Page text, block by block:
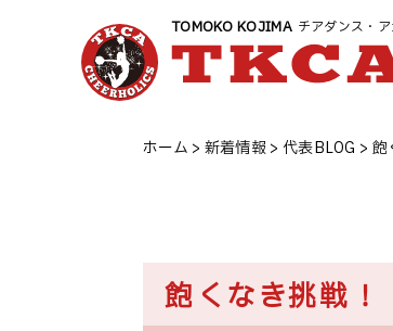
TOMOKO KOJIMA チアダンス・
ホーム > 新着情報> 代表BLOG > 飽
飽くなき挑戦